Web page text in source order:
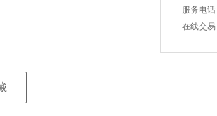
服务电话
在线交